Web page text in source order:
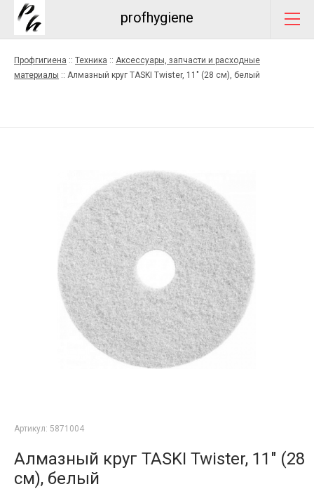
profhygiene
Профгигиена :: Техника :: Аксессуары, запчасти и расходные
материалы :: Алмазный круг TASKI Twister, 11" (28 см), белый
Артикул: 5871004
Алмазный круг TASKI Twister, 11" (28
см), белый